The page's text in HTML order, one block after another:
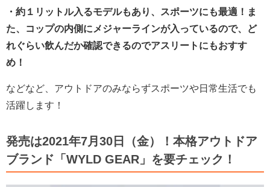
・約１リットル入るモデルもあり、スポーツにも最適！ま
た、コップの内側にメジャーラインが入っているので、ど
れぐらい飲んだか確認できるのでアスリートにもおすす
め！
などなど、アウトドアのみならずスポーツや日常生活でも
活躍します！
発売は2021年7月30日（金）！本格アウトドア
ブランド「WYLD GEAR」を要チェック！